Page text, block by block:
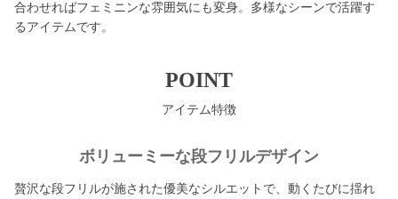
合わせればフェミニンな雰囲気にも変身。多様なシーンで活躍す
るアイテムです。
POINT
アイテム特徴
ボリューミーな段フリルデザイン
贅沢な段フリルが施された優美なシルエットで、動くたびに揺れ